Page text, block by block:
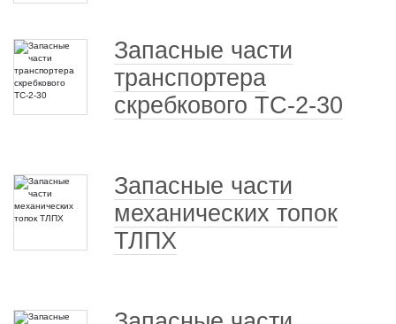
Запасные части
транспортера
скребкового ТС-2-30
Запасные части
механических топок
ТЛПХ